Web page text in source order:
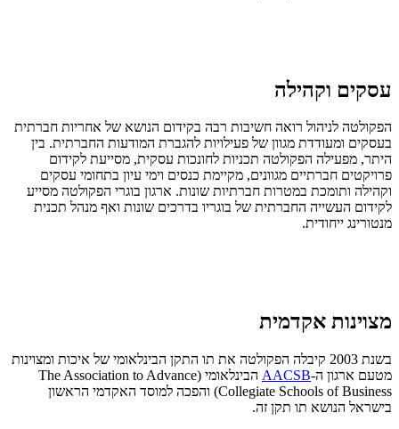
עסקים וקהילה
הפקולטה לניהול רואה חשיבות רבה בקידום הנושא של אחריות חברתית
בעסקים ומעודדת מגוון של פעילויות להגברת המודעות החברתית. בין
היתר, מפעילה הפקולטה תכניות לחונכות עסקית, מסייעת לקידום
פרויקטים חברתיים מגוונים, מקיימת כנסים וימי עיון בתחומי עסקים
וקהילה ותומכת במטרות חברתיות שונות. ארגון בוגרי הפקולטה מסייע
לקידום העשייה החברתית של בוגריו בדרכים שונות ואף מנהל תכנית
מנטורינג ייחודית.
מצוינות אקדמית
בשנת 2003 קיבלה הפקולטה את תו התקן הבינלאומי של איכות ומצוינות
מטעם ארגון ה-AACSB
הבינלאומי (The Association to Advance
Collegiate Schools of Business) והפכה למוסד האקדמי הראשון
בישראל הנושא תו תקן זה.